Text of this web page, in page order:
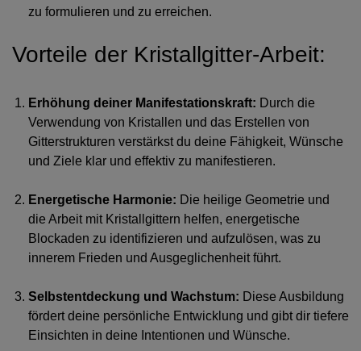
zu formulieren und zu erreichen.
Vorteile der Kristallgitter-Arbeit:
Erhöhung deiner Manifestationskraft: Durch die
Verwendung von Kristallen und das Erstellen von
Gitterstrukturen verstärkst du deine Fähigkeit, Wünsche
und Ziele klar und effektiv zu manifestieren.
Energetische Harmonie: Die heilige Geometrie und
die Arbeit mit Kristallgittern helfen, energetische
Blockaden zu identifizieren und aufzulösen, was zu
innerem Frieden und Ausgeglichenheit führt.
Selbstentdeckung und Wachstum: Diese Ausbildung
fördert deine persönliche Entwicklung und gibt dir tiefere
Einsichten in deine Intentionen und Wünsche.